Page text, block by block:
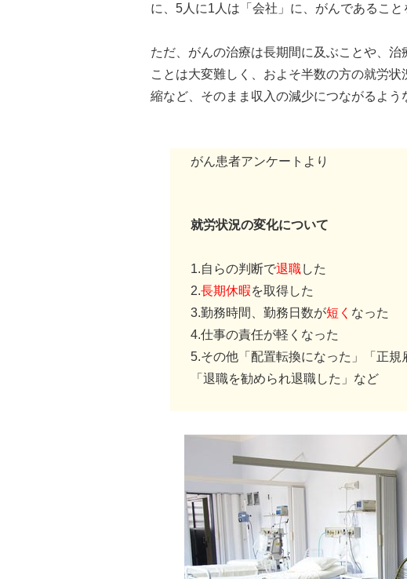
に、5人に1人は「会社」に、がんであること
ただ、がんの治療は長期間に及ぶことや、
ことは大変難しく、およそ半数の方の就労
縮など、そのまま収入の減少につながるよう
がん患者アンケートより
就労状況の変化について
1.自らの判断で退職した
2.長期休暇を取得した
3.勤務時間、勤務日数が短く なった
4.仕事の責任が軽くなった
5.その他「配置転換になった」「正規
「退職を勧められ退職した」など